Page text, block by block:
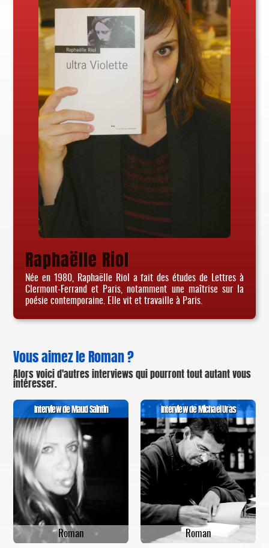
Raphaëlle Riol
Née en 1980, Raphaëlle Riol a fait des études de Lettres à
Clermont-Ferrand et Paris, notamment une maîtrise sur la
poésie contemporaine. Elle vit et travaille à Paris.
Vous aimez le Roman ?
Alors voici d'autres interviews qui pourront tout autant vous
intéresser.
Interview de Maud Saintin
Roman
Interview de Michael Uras
Roman